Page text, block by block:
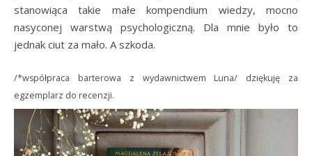
stanowiąca takie małe kompendium wiedzy, mocno
nasyconej warstwą psychologiczną. Dla mnie było to
jednak ciut za mało. A szkoda.
/*współpraca barterowa z wydawnictwem Luna/ dziękuję za
egzemplarz do recenzji.